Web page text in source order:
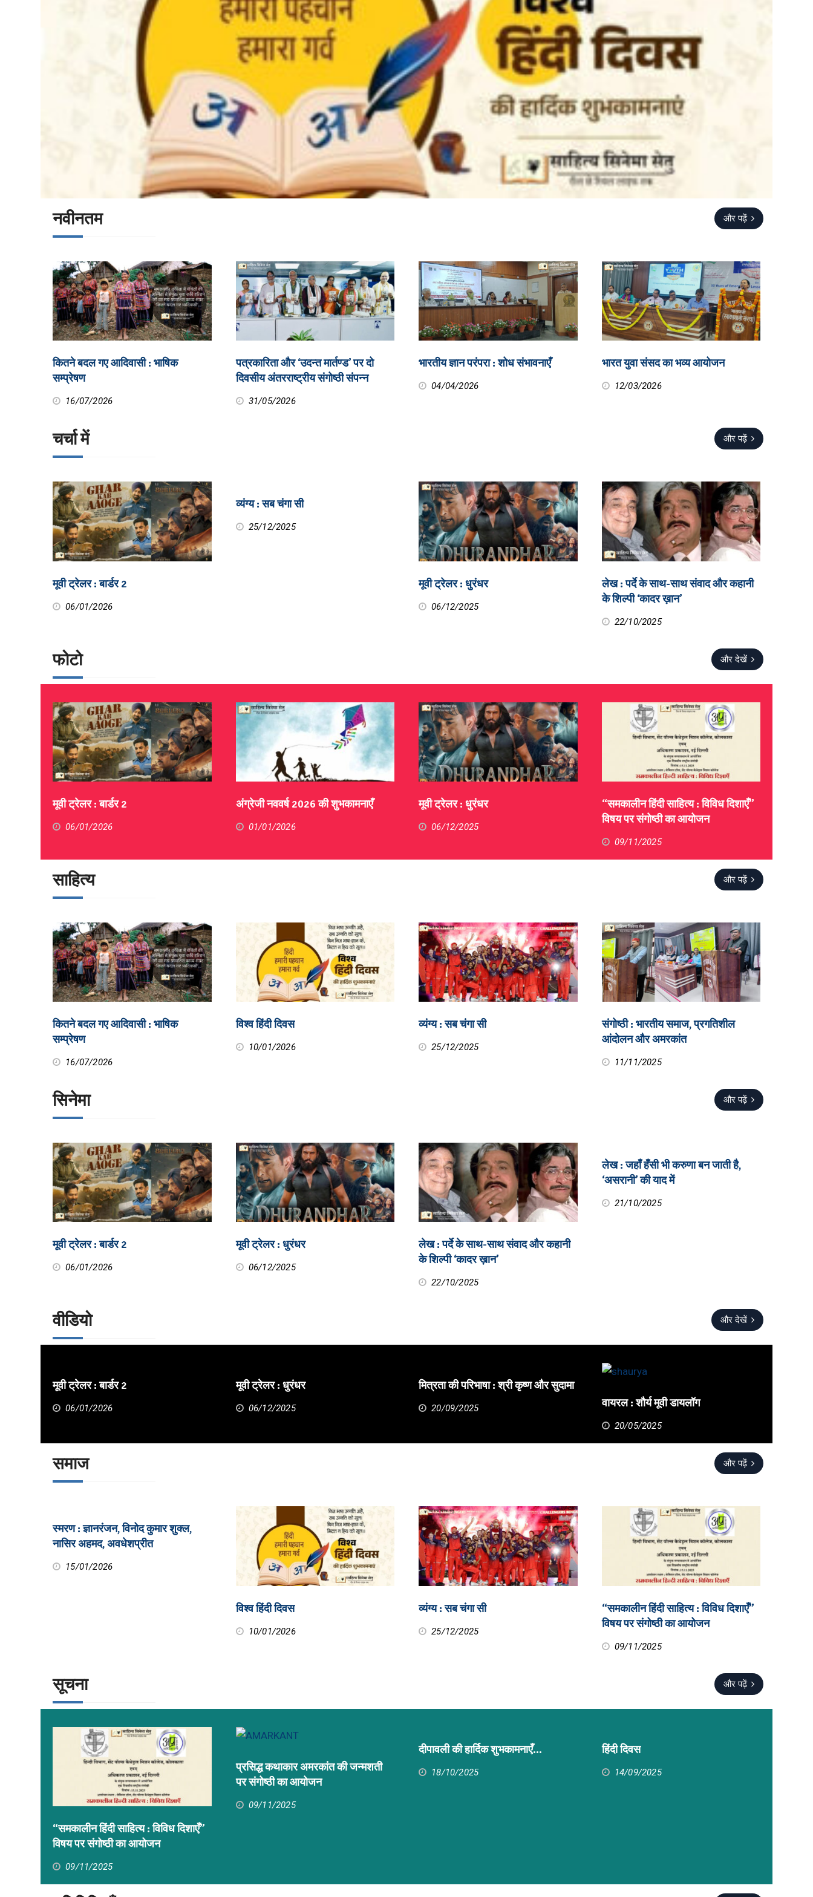
नवीनतम और पढ़ें
कितने बदल गए आदिवासी : भाषिक
सम्प्रेषण
16/07/2026
पत्रकारिता और ‘उदन्त मार्तण्ड’ पर दो
दिवसीय अंतरराष्ट्रीय संगोष्ठी संपन्न
31/05/2026
भारतीय ज्ञान परंपरा : शोध संभावनाएँ
04/04/2026
भारत युवा संसद का भव्य आयोजन
12/03/2026
चर्चा में और पढ़ें
मूवी ट्रेलर : बार्डर 2
06/01/2026
व्यंग्य : सब चंगा सी
25/12/2025
मूवी ट्रेलर : धुरंधर
06/12/2025
लेख : पर्दे के साथ-साथ संवाद और कहानी
के शिल्पी ‘कादर ख़ान’
22/10/2025
फोटो और देखें
मूवी ट्रेलर : बार्डर 2
06/01/2026
अंग्रेजी नववर्ष 2026 की शुभकामनाएँ
01/01/2026
मूवी ट्रेलर : धुरंधर
06/12/2025
“समकालीन हिंदी साहित्य : विविध दिशाएँ”
विषय पर संगोष्ठी का आयोजन
09/11/2025
साहित्य और पढ़ें
कितने बदल गए आदिवासी : भाषिक
सम्प्रेषण
16/07/2026
विश्व हिंदी दिवस
10/01/2026
व्यंग्य : सब चंगा सी
25/12/2025
संगोष्ठी : भारतीय समाज, प्रगतिशील
आंदोलन और अमरकांत
11/11/2025
सिनेमा और पढ़ें
मूवी ट्रेलर : बार्डर 2
06/01/2026
मूवी ट्रेलर : धुरंधर
06/12/2025
लेख : पर्दे के साथ-साथ संवाद और कहानी
के शिल्पी ‘कादर ख़ान’
22/10/2025
लेख : जहाँ हँसी भी करुणा बन जाती है,
‘असरानी’ की याद में
21/10/2025
वीडियो और देखें
मूवी ट्रेलर : बार्डर 2
06/01/2026
मूवी ट्रेलर : धुरंधर
06/12/2025
मित्रता की परिभाषा : श्री कृष्ण और सुदामा
20/09/2025 वायरल : शौर्य मूवी डायलॉग
20/05/2025
समाज और पढ़ें
स्मरण : ज्ञानरंजन, विनोद कुमार शुक्ल,
नासिर अहमद, अवधेशप्रीत
15/01/2026
विश्व हिंदी दिवस
10/01/2026
व्यंग्य : सब चंगा सी
25/12/2025
“समकालीन हिंदी साहित्य : विविध दिशाएँ”
विषय पर संगोष्ठी का आयोजन
09/11/2025
सूचना और पढ़ें
“समकालीन हिंदी साहित्य : विविध दिशाएँ”
विषय पर संगोष्ठी का आयोजन
09/11/2025
प्रसिद्ध कथाकार अमरकांत की जन्मशती
पर संगोष्ठी का आयोजन
09/11/2025
दीपावली की हार्दिक शुभकामनाएँ…
18/10/2025
हिंदी दिवस
14/09/2025